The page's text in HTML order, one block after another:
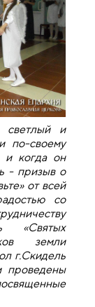
светлый и
по-своему
и когда он
- призыв о
от всей
со
«Святых
земли
г.Скидель
проведены